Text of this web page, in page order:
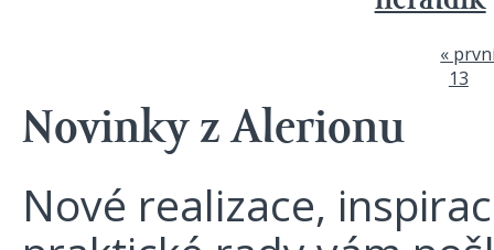
Stránky
«
13
Novinky z Alerionu
Nové realizace,